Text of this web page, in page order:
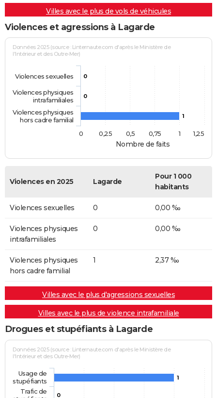
Villes avec le plus de vols de véhicules
Violences et agressions à Lagarde
Nombre de faits
Données 2025 (source : Linternaute.com d'après le Ministère de
l'Intérieur et des Outre-Mer)
0
0
1
Violences sexuelles
Violences physiques
intrafamiliales
Violences physiques
hors cadre familial
0
1
0,25 0,5 0,75 1,25
Violences en 2025 Lagarde
Pour 1 000
habitants
Violences sexuelles 0 0,00 ‰
Violences physiques
intrafamiliales
0 0,00 ‰
Violences physiques
hors cadre familial
1 2,37 ‰
Villes avec le plus d'agressions sexuelles
Villes avec le plus de violence intrafamiliale
Drogues et stupéfiants à Lagarde
Données 2025 (source : Linternaute.com d'après le Ministère de
l'Intérieur et des Outre-Mer)
1
0
Usage de
stupéfiants
Trafic de